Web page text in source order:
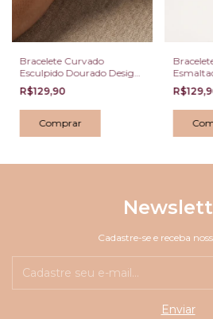
Bracelete Curvado
Esculpido Dourado Design
Orgânico
R$129,90
Cristais
Dourado
Cadastre-se e receba